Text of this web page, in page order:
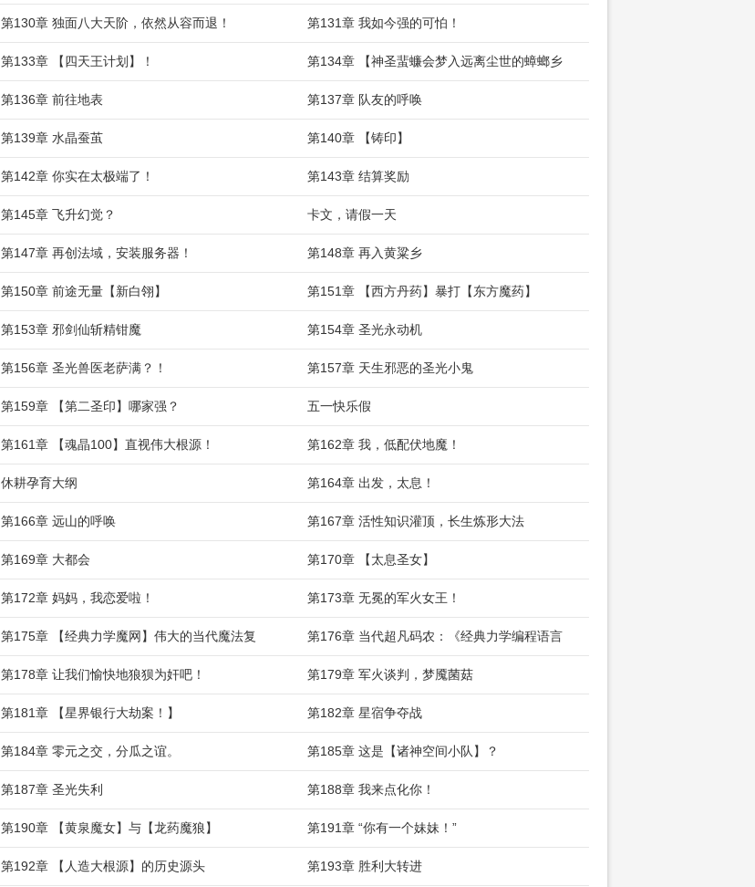
第130章 独面八大天阶，依然从容而退！ 第131章 我如今强的可怕！
第133章 【四天王计划】！ 第134章 【神圣蜚蠊会梦入远离尘世的蟑螂乡
第136章 前往地表 第137章 队友的呼唤
第139章 水晶蚕茧 第140章 【铸印】
第142章 你实在太极端了！ 第143章 结算奖励
第145章 飞升幻觉？ 卡文，请假一天
第147章 再创法域，安装服务器！ 第148章 再入黄粱乡
第150章 前途无量【新白翎】 第151章 【西方丹药】暴打【东方魔药】
第153章 邪剑仙斩精钳魔 第154章 圣光永动机
第156章 圣光兽医老萨满？！ 第157章 天生邪恶的圣光小鬼
第159章 【第二圣印】哪家强？ 五一快乐假
第161章 【魂晶100】直视伟大根源！ 第162章 我，低配伏地魔！
休耕孕育大纲 第164章 出发，太息！
第166章 远山的呼唤 第167章 活性知识灌顶，长生炼形大法
第169章 大都会 第170章 【太息圣女】
第172章 妈妈，我恋爱啦！ 第173章 无冕的军火女王！
第175章 【经典力学魔网】伟大的当代魔法复 第176章 当代超凡码农：《经典力学编程语言
第178章 让我们愉快地狼狈为奸吧！ 第179章 军火谈判，梦魇菌菇
第181章 【星界银行大劫案！】 第182章 星宿争夺战
第184章 零元之交，分瓜之谊。 第185章 这是【诸神空间小队】？
第187章 圣光失利 第188章 我来点化你！
第190章 【黄泉魔女】与【龙药魔狼】 第191章 “你有一个妹妹！”
第192章 【人造大根源】的历史源头 第193章 胜利大转进